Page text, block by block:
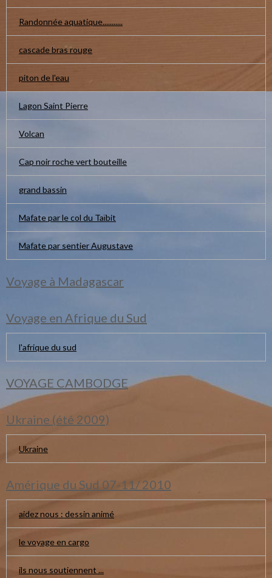
Randonnée aquatique...........
cascade bras rouge
piton de l'eau
Lagon Saint Pierre
Volcan
Cap noir roche vert bouteille
grand bassin
Mafate par le col du Taïbit
Mafate par sentier Augustave
Voyage à Madagascar
Voyage en Afrique du Sud
l'afrique du sud
VOYAGE CAMBODGE
Ukraine (été 2009)
Ukraine
Amérique du Sud 07-11/ 2010
aidez nous : dessin animé
le voyage en cargo
ils nous soutiennent ...